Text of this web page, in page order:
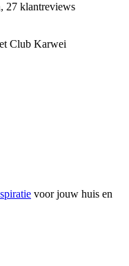
27 klantreviews
Club Karwei
voor jouw huis en